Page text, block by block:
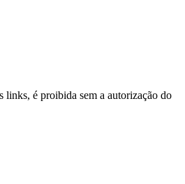
links, é proibida sem a autorização do